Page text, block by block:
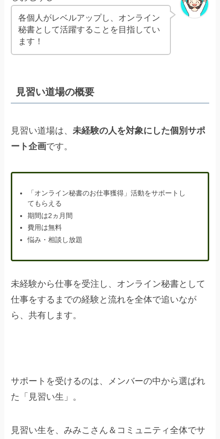
各個人がレベルアップし、オンライン
秘書として活躍することを目指してい
ます！
見習い道場の概要
見習い道場は、未経験の人を対象にした個別サポ
ート企画です。
「オンライン秘書のお仕事獲得」活動をサポートし
てもらえる
期間は2ヵ月間
費用は無料
悩み・相談し放題
未経験から仕事を受注し、オンライン秘書として
仕事をするまでの経験と流れを全体で追いなが
ら、共有します。
サポートを受けるのは、メンバーの中から選ばれ
た「見習い生」。
見習い生を、みみこさん＆コミュニティ全体でサ